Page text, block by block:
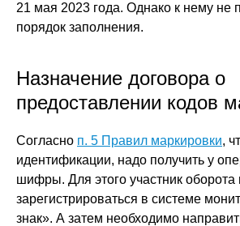
21 мая 2023 года. Однако к нему не
порядок заполнения.
Назначение договора о
предоставлении кодов
Согласно п. 5 Правил маркировки,
идентификации, надо получить у
шифры. Для этого участник оборота
зарегистрироваться в системе
знак». А затем необходимо